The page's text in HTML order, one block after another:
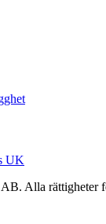
UK
Alla rättigheter